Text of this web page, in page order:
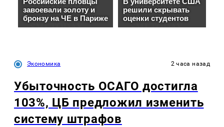
Экономика 2 часа назад
Убыточность ОСАГО достигла
103%, ЦБ предложил изменить
систему штрафов